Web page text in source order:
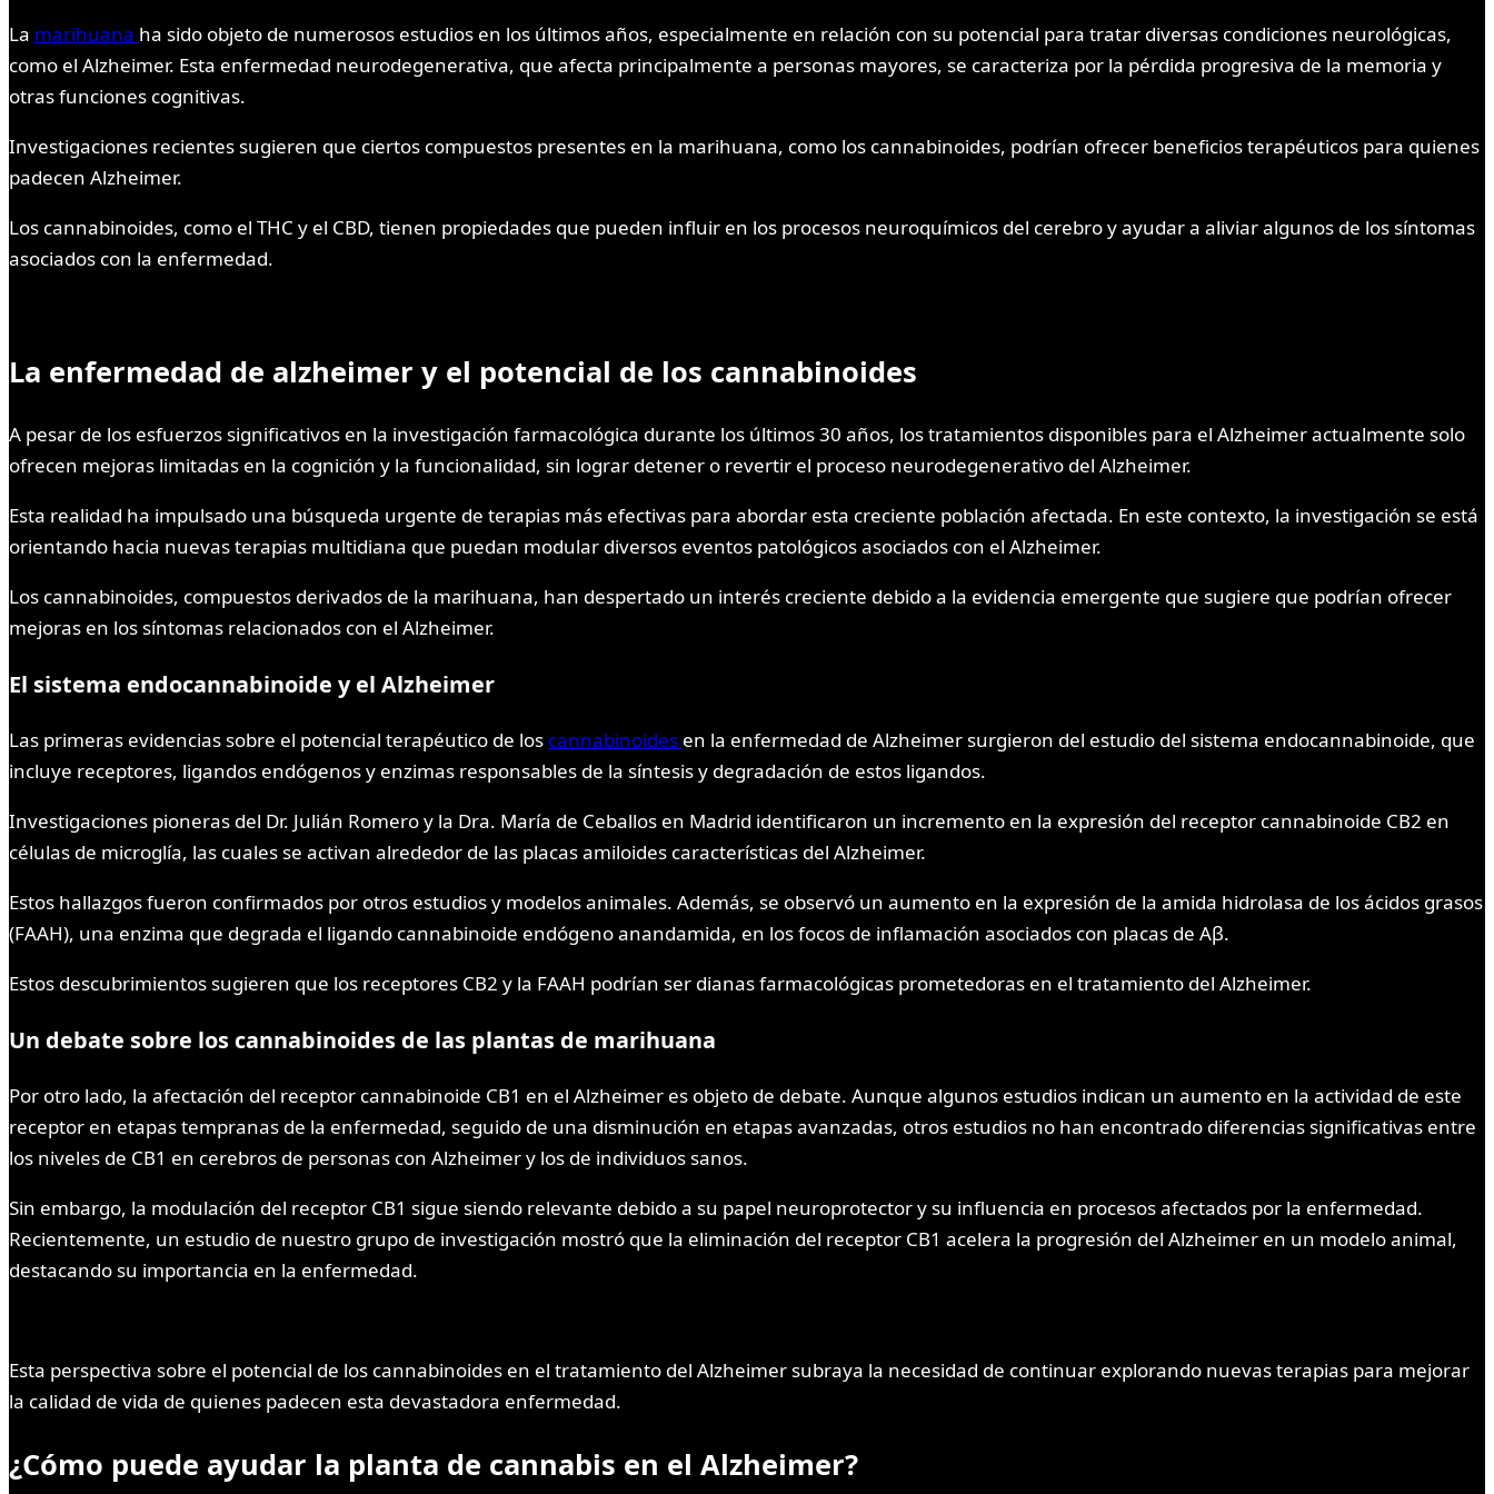
La marihuana ha sido objeto de numerosos estudios en los últimos años, especialmente en relación con su potencial para tratar diversas condiciones neurológicas,
como el Alzheimer. Esta enfermedad neurodegenerativa, que afecta principalmente a personas mayores, se caracteriza por la pérdida progresiva de la memoria y
otras funciones cognitivas.
Investigaciones recientes sugieren que ciertos compuestos presentes en la marihuana, como los cannabinoides, podrían ofrecer beneficios terapéuticos para quienes
padecen Alzheimer.
Los cannabinoides, como el THC y el CBD, tienen propiedades que pueden influir en los procesos neuroquímicos del cerebro y ayudar a aliviar algunos de los síntomas
asociados con la enfermedad.
La enfermedad de alzheimer y el potencial de los cannabinoides
A pesar de los esfuerzos significativos en la investigación farmacológica durante los últimos 30 años, los tratamientos disponibles para el Alzheimer actualmente solo
ofrecen mejoras limitadas en la cognición y la funcionalidad, sin lograr detener o revertir el proceso neurodegenerativo del Alzheimer.
Esta realidad ha impulsado una búsqueda urgente de terapias más efectivas para abordar esta creciente población afectada. En este contexto, la investigación se está
orientando hacia nuevas terapias multidiana que puedan modular diversos eventos patológicos asociados con el Alzheimer.
Los cannabinoides, compuestos derivados de la marihuana, han despertado un interés creciente debido a la evidencia emergente que sugiere que podrían ofrecer
mejoras en los síntomas relacionados con el Alzheimer.
El sistema endocannabinoide y el Alzheimer
Las primeras evidencias sobre el potencial terapéutico de los cannabinoides en la enfermedad de Alzheimer surgieron del estudio del sistema endocannabinoide, que
incluye receptores, ligandos endógenos y enzimas responsables de la síntesis y degradación de estos ligandos.
Investigaciones pioneras del Dr. Julián Romero y la Dra. María de Ceballos en Madrid identificaron un incremento en la expresión del receptor cannabinoide CB2 en
células de microglía, las cuales se activan alrededor de las placas amiloides características del Alzheimer.
Estos hallazgos fueron confirmados por otros estudios y modelos animales. Además, se observó un aumento en la expresión de la amida hidrolasa de los ácidos grasos
(FAAH), una enzima que degrada el ligando cannabinoide endógeno anandamida, en los focos de inflamación asociados con placas de Aβ.
Estos descubrimientos sugieren que los receptores CB2 y la FAAH podrían ser dianas farmacológicas prometedoras en el tratamiento del Alzheimer.
Un debate sobre los cannabinoides de las plantas de marihuana
Por otro lado, la afectación del receptor cannabinoide CB1 en el Alzheimer es objeto de debate. Aunque algunos estudios indican un aumento en la actividad de este
receptor en etapas tempranas de la enfermedad, seguido de una disminución en etapas avanzadas, otros estudios no han encontrado diferencias significativas entre
los niveles de CB1 en cerebros de personas con Alzheimer y los de individuos sanos.
Sin embargo, la modulación del receptor CB1 sigue siendo relevante debido a su papel neuroprotector y su influencia en procesos afectados por la enfermedad.
Recientemente, un estudio de nuestro grupo de investigación mostró que la eliminación del receptor CB1 acelera la progresión del Alzheimer en un modelo animal,
destacando su importancia en la enfermedad.
Esta perspectiva sobre el potencial de los cannabinoides en el tratamiento del Alzheimer subraya la necesidad de continuar explorando nuevas terapias para mejorar
la calidad de vida de quienes padecen esta devastadora enfermedad.
¿Cómo puede ayudar la planta de cannabis en el Alzheimer?